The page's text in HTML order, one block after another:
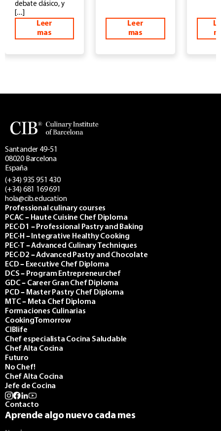
debate clásico, y
[…]
Leer
mas
Leer
mas
Santander 49-51
08020 Barcelona
España
(+34) 935 951 430
(+34) 681 169 691
hola@cib.education
Professional culinary courses
PCAC – Haute Cuisine Chef Diploma
PEC·D1 – Professional Pastry and Baking
PEC·H – Integrative Healthy Cooking
PEC·T – Advanced Culinary Techniques
PEC·D2 – Advanced Pastry and Chocolate
ECD – Executive Chef Diploma
DCS – Program Entrepreneurchef
GDC – Career Gran Chef Diploma
PCD – Master Pastry Chef Diploma
MTC – Meta Chef Diploma
Formaciones Culinarias
CookingTomorrow
CIBlife
Chef especialista Cocina Saludable
Chef Alta Cocina
Futuro
No Chef!
Chef Alta Cocina
Jefe de Cocina
Contacto
Aprende algo nuevo cada mes